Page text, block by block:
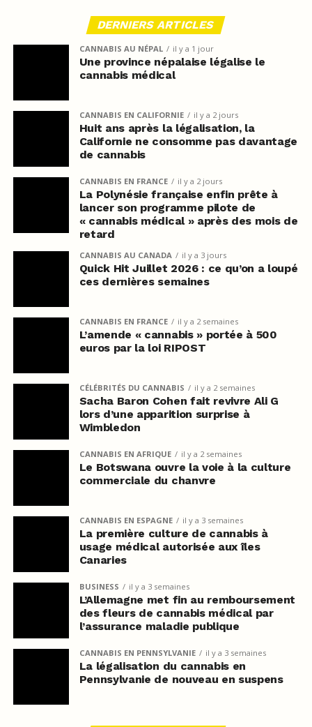
DERNIERS ARTICLES
CANNABIS AU NÉPAL il y a 1 jour
Une province népalaise légalise le
cannabis médical
CANNABIS EN CALIFORNIE il y a 2 jours
Huit ans après la légalisation, la
Californie ne consomme pas davantage
de cannabis
CANNABIS EN FRANCE il y a 2 jours
La Polynésie française enfin prête à
lancer son programme pilote de
« cannabis médical » après des mois de
retard
CANNABIS AU CANADA il y a 3 jours
Quick Hit Juillet 2026 : ce qu’on a loupé
ces dernières semaines
CANNABIS EN FRANCE il y a 2 semaines
L’amende « cannabis » portée à 500
euros par la loi RIPOST
CÉLÉBRITÉS DU CANNABIS il y a 2 semaines
Sacha Baron Cohen fait revivre Ali G
lors d’une apparition surprise à
Wimbledon
CANNABIS EN AFRIQUE il y a 2 semaines
Le Botswana ouvre la voie à la culture
commerciale du chanvre
CANNABIS EN ESPAGNE il y a 3 semaines
La première culture de cannabis à
usage médical autorisée aux îles
Canaries
BUSINESS il y a 3 semaines
L’Allemagne met fin au remboursement
des fleurs de cannabis médical par
l’assurance maladie publique
CANNABIS EN PENNSYLVANIE il y a 3 semaines
La légalisation du cannabis en
Pennsylvanie de nouveau en suspens